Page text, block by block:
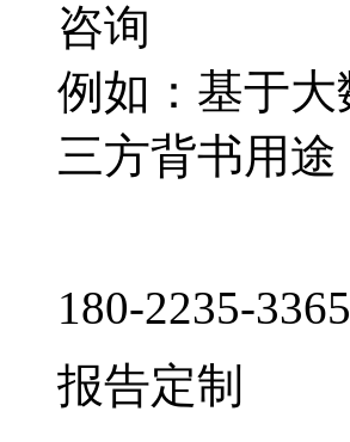
咨询
例如：基于
三方背书用
180-2235-3365
报告定制